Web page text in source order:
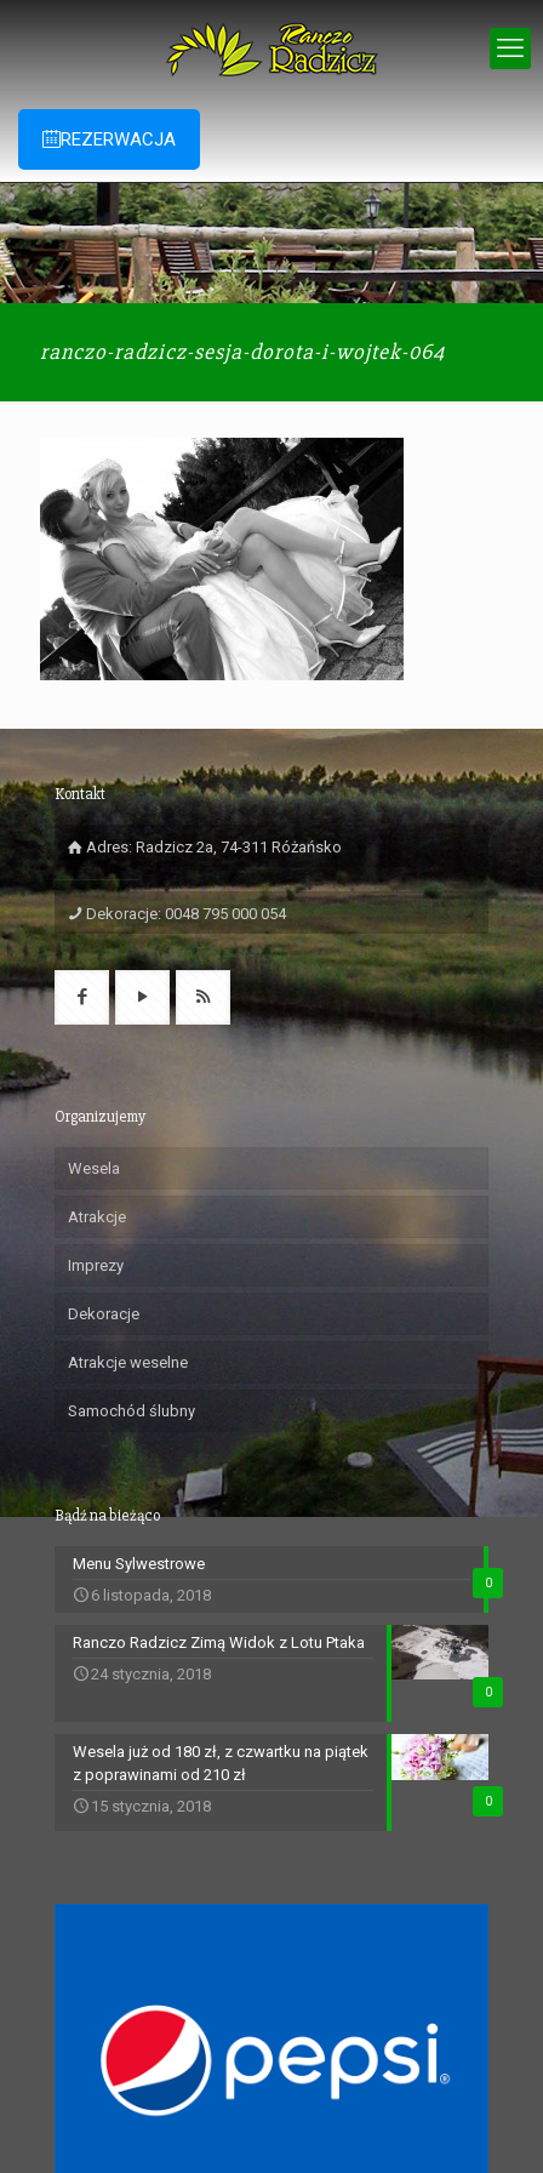
REZERWACJA
ranczo-radzicz-sesja-dorota-i-wojtek-064
Kontakt
Adres: Radzicz 2a, 74-311 Różańsko
Dekoracje: 0048 795 000 054
Organizujemy
Wesela
Atrakcje
Imprezy
Dekoracje
Atrakcje weselne
Samochód ślubny
Bądź na bieżąco
0
Menu Sylwestrowe
6 listopada, 2018
0
Ranczo Radzicz Zimą Widok z Lotu Ptaka
24 stycznia, 2018
0
Wesela już od 180 zł, z czwartku na piątek
z poprawinami od 210 zł
15 stycznia, 2018